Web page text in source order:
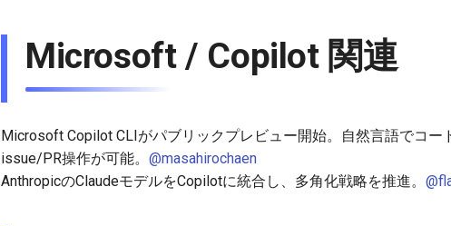
Microsoft / Copilot 関連
Microsoft Copilot CLIがパブリックプレビュー開始。自然言語でコー
issue/PR操作が可能。 @masahirochaen
AnthropicのClaudeモデルをCopilotに統合し、多角化戦略を推進。